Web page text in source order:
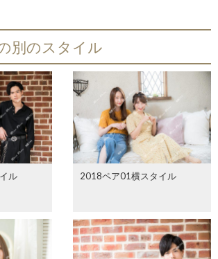
別のスタイル
ル 2018ペア01横スタイル